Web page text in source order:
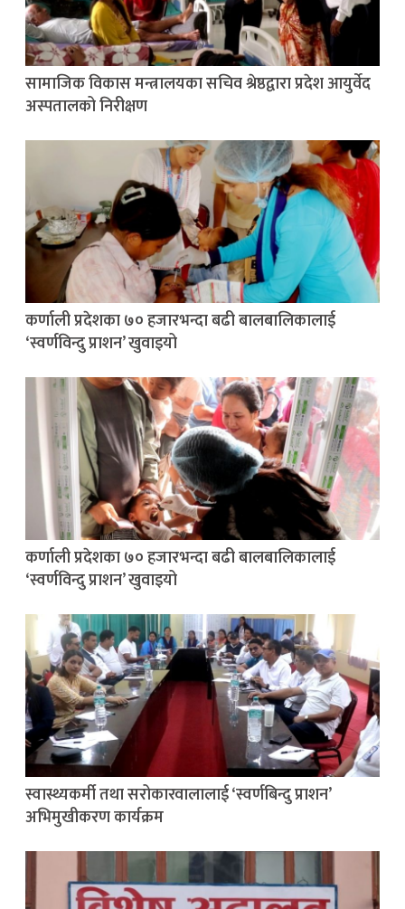
सामाजिक विकास मन्त्रालयका सचिव श्रेष्ठद्वारा प्रदेश आयुर्वेद
अस्पतालको निरीक्षण
कर्णाली प्रदेशका ७० हजारभन्दा बढी बालबालिकालाई
‘स्वर्णविन्दु प्राशन’ खुवाइयो
कर्णाली प्रदेशका ७० हजारभन्दा बढी बालबालिकालाई
‘स्वर्णविन्दु प्राशन’ खुवाइयो
स्वास्थ्यकर्मी तथा सरोकारवालालाई ‘स्वर्णबिन्दु प्राशन’
अभिमुखीकरण कार्यक्रम